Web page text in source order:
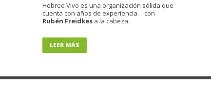
Hebreo Vivo es una organización sólida que
cuenta con años de experiencia… con
Rubén Freidkes a la cabeza.
LEER MÁS